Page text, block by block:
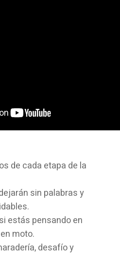
de cada etapa de la
sin palabras y
estás pensando en
moto.
desafío y